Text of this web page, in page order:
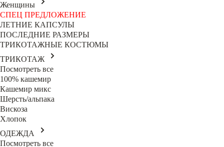
Женщины
СПЕЦ ПРЕДЛОЖЕНИЕ
ЛЕТНИЕ КАПСУЛЫ
ПОСЛЕДНИЕ РАЗМЕРЫ
ТРИКОТАЖНЫЕ КОСТЮМЫ
ТРИКОТАЖ
Посмотреть все
100% кашемир
Кашемир микс
Шерсть/альпака
Вискоза
Хлопок
ОДЕЖДА
Посмотреть все